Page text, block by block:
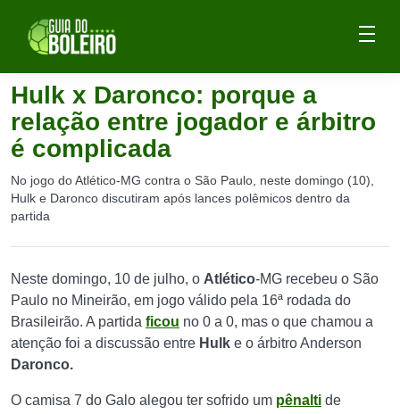
Hulk x Daronco: porque a
relação entre jogador e árbitro
é complicada
No jogo do Atlético-MG contra o São Paulo, neste domingo (10),
Hulk e Daronco discutiram após lances polêmicos dentro da
partida
Neste domingo, 10 de julho, o Atlético-MG recebeu o São
Paulo no Mineirão, em jogo válido pela 16ª rodada do
Brasileirão. A partida ficou no 0 a 0, mas o que chamou a
atenção foi a discussão entre Hulk e o árbitro Anderson
Daronco.
O camisa 7 do Galo alegou ter sofrido um pênalti de